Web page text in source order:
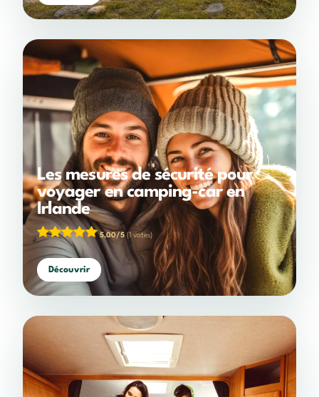
Les mesures de sécurité pour
voyager en camping-car en
Irlande
5,00/5(1 votes)
Découvrir